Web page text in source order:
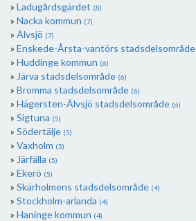
Ladugårdsgärdet (8)
Nacka kommun (7)
Älvsjö (7)
Enskede-Årsta-vantörs stadsdelsområde
Huddinge kommun (6)
Järva stadsdelsområde (6)
Bromma stadsdelsområde (6)
Hägersten-Älvsjö stadsdelsområde (6)
Sigtuna (5)
Södertälje (5)
Vaxholm (5)
Järfälla (5)
Ekerö (5)
Skärholmens stadsdelsområde (4)
Stockholm-arlanda (4)
Haninge kommun (4)